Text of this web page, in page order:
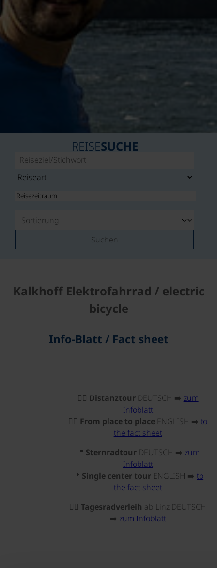
REISESUCHE
Suchen
Kalkhoff Elektrofahrrad / electric
bicycle
Info-Blatt / Fact sheet
🚴‍♂️ DistanztourDEUTSCH ➡️ zum
Infoblatt
🚴‍♂️ From place to place ENGLISH ➡️ to
the fact sheet
📍 Sternradtour DEUTSCH ➡️ zum
Infoblatt
📍 Single center tour ENGLISH ➡️ to
the fact sheet
🚴‍♂️Tagesradverleih ab Linz DEUTSCH
➡️ zum Infoblatt